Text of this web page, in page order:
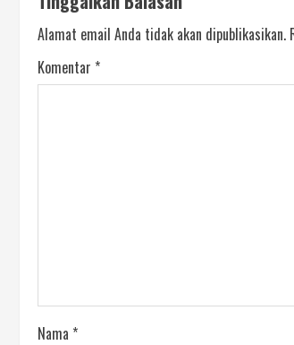
Alamat email Anda tidak akan dipublikasikan.
Komentar *
Nama *